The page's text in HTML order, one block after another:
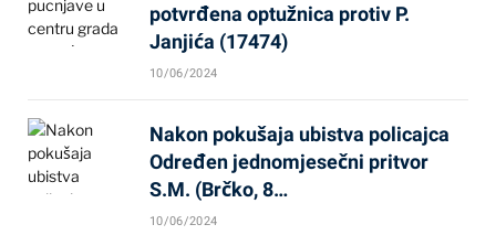
potvrđena optužnica protiv P.
Janjića (17474)
10/06/2024
Nakon pokušaja ubistva policajca
Određen jednomjesečni pritvor
S.M. (Brčko, 8…
10/06/2024